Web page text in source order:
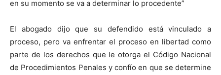
en su momento se va a determinar lo procedente”
El abogado dijo que su defendido está vinculado a
proceso, pero va enfrentar el proceso en libertad como
parte de los derechos que le otorga el Código Nacional
de Procedimientos Penales y confío en que se determine